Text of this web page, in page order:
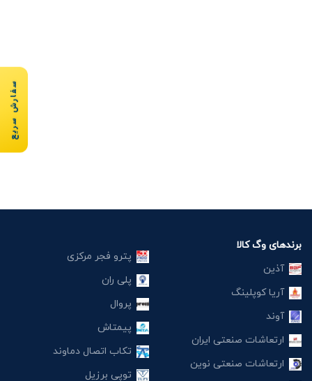
برندهای وگ کالا
آذین
آریا کوپلینگ
آوند
ارتعاشات صنعتی ایران
ارتعاشات صنعتی نوین
پترو فجر مرکزی
پلی ران
پروال
پیمتاش
تکاب اتصال دماوند
توپی برزیل
سفارش سریع